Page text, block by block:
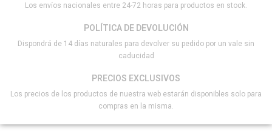
Los envíos nacionales entre 24-72 horas para productos en stock.
POLÍTICA DE DEVOLUCIÓN
Dispondrá de 14 días naturales para devolver su pedido por un vale sin
caducidad
PRECIOS EXCLUSIVOS
Los precios de los productos de nuestra web estarán disponibles solo para
compras en la misma.